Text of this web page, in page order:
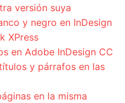
versión suya
y negro en InDesign
XPress
en Adobe InDesign CC
y párrafos en las
en la misma